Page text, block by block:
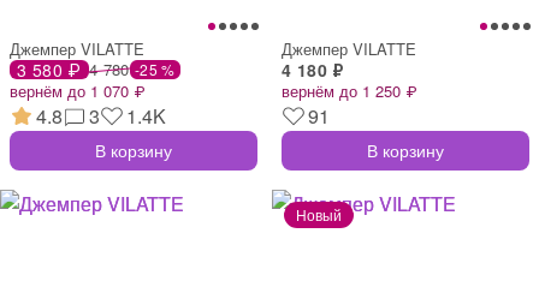
Джемпер VILATTE
3 580 ₽ 4 780 -25 %
вернём до 1 070 ₽
4.8 3 1.4K
В корзину
Джемпер VILATTE
4 180 ₽
вернём до 1 250 ₽
91
В корзину